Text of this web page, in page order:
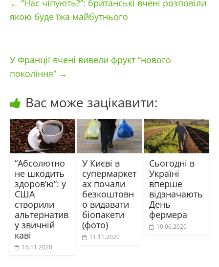
← “Нас чіпують?”: британські вчені розповіли
якою буде їжа майбутнього
У Франції вчені вивели фрукт “нового
покоління” →
Вас може зацікавити:
“Абсолютно
не шкодить
здоров’ю”: у
США
створили
альтернатив
у звичній
каві
16.11.2020
У Києві в
супермаркет
ах почали
безкоштовн
о видавати
біопакети
(фото)
11.11.2020
Сьогодні в
Україні
вперше
відзначають
День
фермера
19.06.2020